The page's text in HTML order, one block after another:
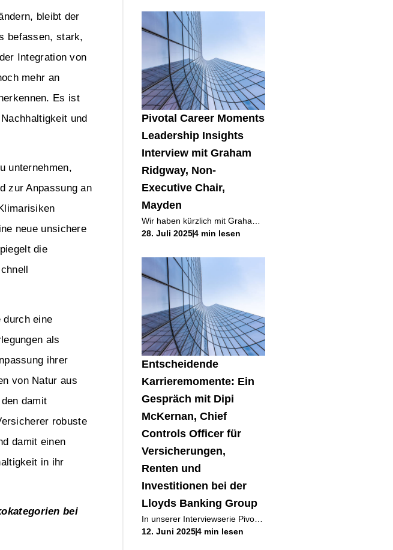
bleibt der
befassen, stark,
Integration von
mehr an
Es ist
und
unternehmen,
zur Anpassung an
neue unsichere
die
durch eine
als
ihrer
von Natur aus
damit
robuste
damit einen
in ihr
bei
In der heutigen unerbittlichen
digitalen Landschaft ist die
Pivotal Career Moments
Leadership Insights
Interview mit Graham
Ridgway, Non-
Executive Chair,
Mayden
Wir haben kürzlich mit Graham
Ridgway gesprochen, einem
Berater von
Unternehmenssoftwarefirmen,
der sich darauf konzentriert,
nationalen und
28. Juli 20254 min lesen
Entscheidende
Karrieremomente: Ein
Gespräch mit Dipi
McKernan, Chief
Controls Officer für
Versicherungen,
Renten und
Investitionen bei der
Lloyds Banking Group
In unserer Interviewserie Pivotal
Career Moments sprechen wir
12. Juni 20254 min lesen